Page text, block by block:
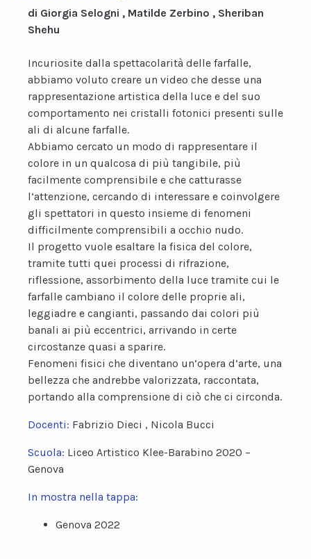
di Giorgia Selogni , Matilde Zerbino , Sheriban
Shehu
Incuriosite dalla spettacolarità delle farfalle,
abbiamo voluto creare un video che desse una
rappresentazione artistica della luce e del suo
comportamento nei cristalli fotonici presenti sulle
ali di alcune farfalle.
Abbiamo cercato un modo di rappresentare il
colore in un qualcosa di più tangibile, più
facilmente comprensibile e che catturasse
l’attenzione, cercando di interessare e coinvolgere
gli spettatori in questo insieme di fenomeni
difficilmente comprensibili a occhio nudo.
Il progetto vuole esaltare la fisica del colore,
tramite tutti quei processi di rifrazione,
riflessione, assorbimento della luce tramite cui le
farfalle cambiano il colore delle proprie ali,
leggiadre e cangianti, passando dai colori più
banali ai più eccentrici, arrivando in certe
circostanze quasi a sparire.
Fenomeni fisici che diventano un’opera d’arte, una
bellezza che andrebbe valorizzata, raccontata,
portando alla comprensione di ciò che ci circonda.
Docenti: Fabrizio Dieci , Nicola Bucci
Scuola: Liceo Artistico Klee-Barabino 2020 –
Genova
In mostra nella tappa:
Genova 2022